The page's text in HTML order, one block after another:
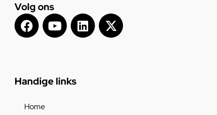
Volg ons
Handige links
Home